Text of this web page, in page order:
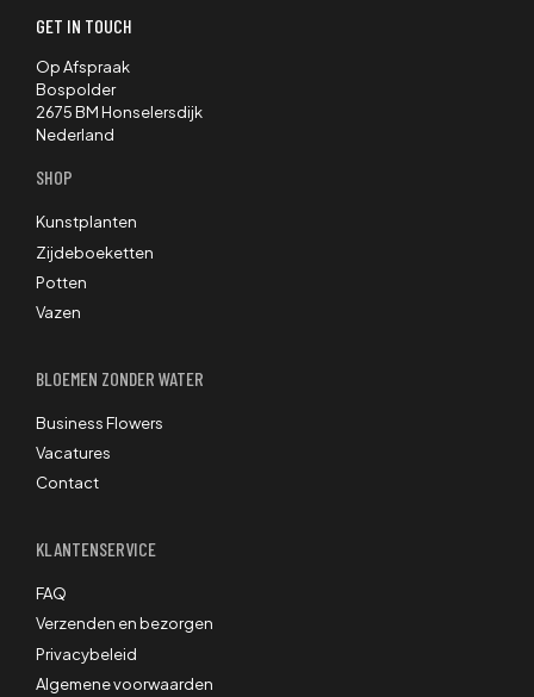
GET IN TOUCH
Op Afspraak
Bospolder
2675 BM Honselersdijk
Nederland
SHOP
Kunstplanten
Zijdeboeketten
Potten
Vazen
BLOEMEN ZONDER WATER
Business Flowers
Vacatures
Contact
KLANTENSERVICE
FAQ
Verzenden en bezorgen
Privacybeleid
Algemene voorwaarden